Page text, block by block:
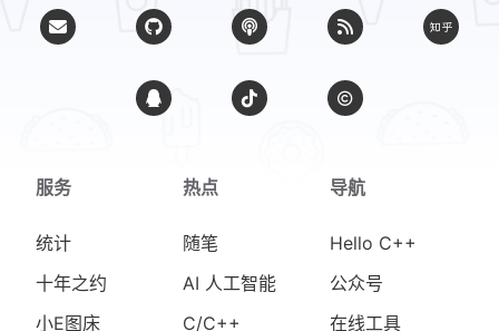
服务
统计
十年之约
小E图床
热点
随笔
AI 人工智能
C/C++
导航
Hello C++
公众号
在线工具